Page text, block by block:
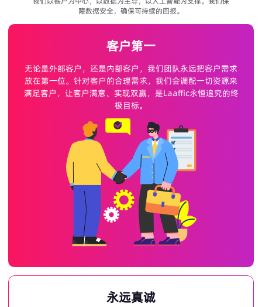
障数据安全，确保可持续的回报。
客户第一
无论是外部客户，还是内部客户，我们团队永远把客户需求
放在第一位。针对客户的合理需求，我们会调配一切资源来
满足客户，让客户满意、实现双赢，是Laaffic永恒追究的终
极目标。
永远真诚